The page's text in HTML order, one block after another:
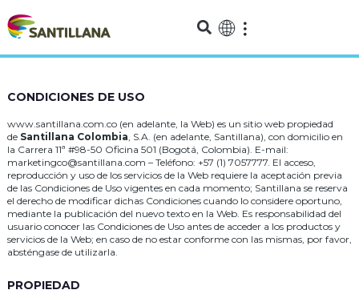
CONDICIONES DE USO
www.santillana.com.co (en adelante, la Web) es un sitio web propiedad
de Santillana Colombia, S.A. (en adelante, Santillana), con domicilio en
la Carrera 11ª #98-50 Oficina 501 (Bogotá, Colombia). E-mail:
marketingco@santillana.com – Teléfono: +57 (1) 7057777. El acceso,
reproducción y uso de los servicios de la Web requiere la aceptación previa
de las Condiciones de Uso vigentes en cada momento; Santillana se reserva
el derecho de modificar dichas Condiciones cuando lo considere oportuno,
mediante la publicación del nuevo texto en la Web. Es responsabilidad del
usuario conocer las Condiciones de Uso antes de acceder a los productos y
servicios de la Web; en caso de no estar conforme con las mismas, por favor,
absténgase de utilizarla.
PROPIEDAD